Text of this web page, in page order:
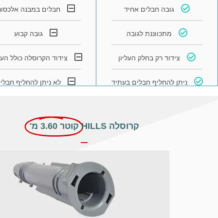
גובה חבלים אחיד
מתכווננת לגובה
צידוד רק בחלק העליון
ניתן להחליף חבלים בעתיד
חבלים במבנה
גובה קבוע
צידוד הקרוסלה כולל
לא ניתן להחליף
קרוסלה HILLS קוטר 3.60 מ'